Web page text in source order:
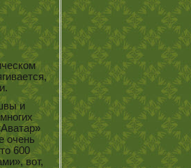
и
очень
600
вот,